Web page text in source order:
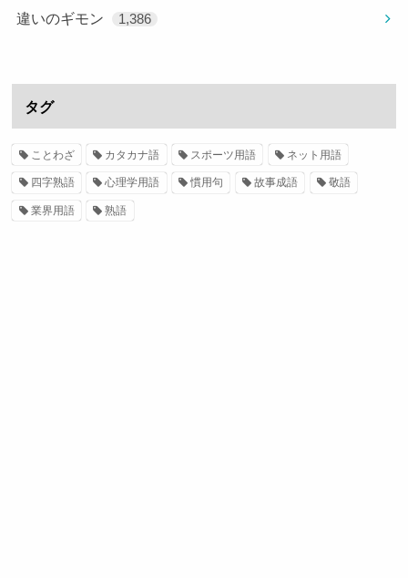
違いのギモン 1,386
タグ
ことわざ カタカナ語 スポーツ用語 ネット用語
四字熟語 心理学用語 慣用句 故事成語 敬語
業界用語 熟語